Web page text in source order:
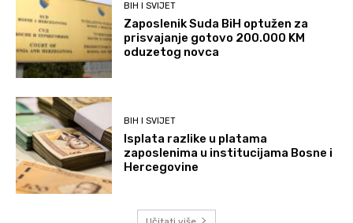
BIH I SVIJET
Zaposlenik Suda BiH optužen za
prisvajanje gotovo 200.000 KM
oduzetog novca
BIH I SVIJET
Isplata razlike u platama
zaposlenima u institucijama Bosne i
Hercegovine